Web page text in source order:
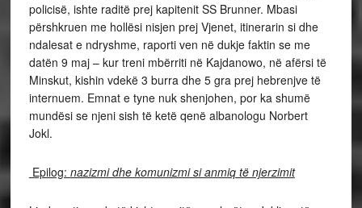
policisë, ishte raditë prej kapitenit SS Brunner. Mbasi
përshkruen me hollësi nisjen prej Vjenet, itinerarin si dhe
ndalesat e ndryshme, raporti ven në dukje faktin se me
datën 9 maj – kur treni mbërriti në Kajdanowo, në afërsi të
Minskut, kishin vdekë 3 burra dhe 5 gra prej hebrenjve të
internuem. Emnat e tyne nuk shenjohen, por ka shumë
mundësi se njeni sish të ketë qenë albanologu Norbert
Jokl.
Epilog: nazizmi dhe komunizmi si anmiq të njerzimit